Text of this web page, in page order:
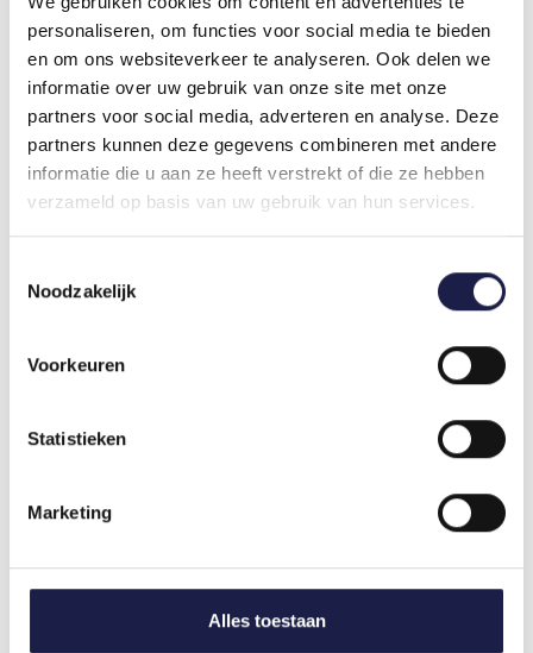
personaliseren, om functies voor social media te bieden
en om ons websiteverkeer te analyseren. Ook delen we
informatie over uw gebruik van onze site met onze
partners voor social media, adverteren en analyse. Deze
partners kunnen deze gegevens combineren met andere
informatie die u aan ze heeft verstrekt of die ze hebben
verzameld op basis van uw gebruik van hun services.
Noodzakelijk
Voorkeuren
Statistieken
Marketing
Alles toestaan
Wenn der Gehörgang stark verschmutzt ist,
werden die Ohren zunächst unter leichter
Betäubung ausgespült. Im Falle einer
Ohrmilbeninfektion verschreibt der Tierarzt eine
Ohrensalbe mit einem Insektizid.
Erforderlichenfalls können Schmerzmittel oder
Tabletten gegen Juckreiz verabreicht werden, um
die Schmerzen und den Juckreiz bei Tieren zu
Bakterien oder Hefepilzen verschreibt der Tierarzt
Antibiotika oder Anti-Pilz-Salben. Wenn das Tier
Behandlung mit Antibiotika erforderlich. Bei Tieren
Infektionen kann sich ein verstopfter Gehörgang
entwickeln. Es sollte auf Schwellungen im
Beschädigung des Trommelfells führen kann und
PRÄVENTION VON OHRINFEKTIONEN
HUNDEN UND KATZEN